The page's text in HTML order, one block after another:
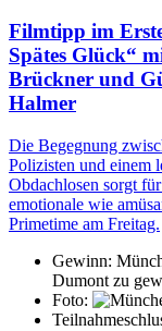
Filmtipp im
Spätes Glück“
Brückner und
Halmer
Die Begegnung
Polizisten und einem
Obdachlosen sorgt
emotionale wie
Primetime am Freitag.
Gewinn:
Dumont zu
Foto: